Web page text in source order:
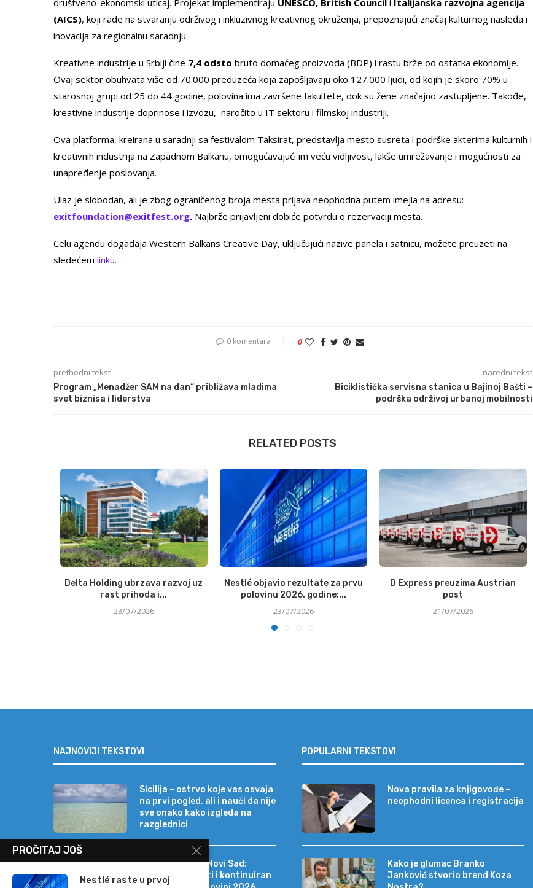
(AICS), koji rade na stvaranju održivog i inkluzivnog kreativnog okruženja, prepoznajući značaj kulturnog nasleđa i
inovacija za regionalnu saradnju.
Kreativne industrije u Srbiji čine 7,4 odsto bruto domaćeg proizvoda (BDP) i rastu brže od ostatka ekonomije.
Ovaj sektor obuhvata više od 70.000 preduzeća koja zapošljavaju oko 127.000 ljudi, od kojih je skoro 70% u
starosnoj grupi od 25 do 44 godine, polovina ima završene fakultete, dok su žene značajno zastupljene. Takođe,
kreativne industrije doprinose i izvozu, naročito u IT sektoru i filmskoj industriji.
Ova platforma, kreirana u saradnji sa festivalom Taksirat, predstavlja mesto susreta i podrške akterima kulturnih i
kreativnih industrija na Zapadnom Balkanu, omogućavajući im veću vidljivost, lakše umrežavanje i mogućnosti za
unapređenje poslovanja.
Ulaz je slobodan, ali je zbog ograničenog broja mesta prijava neophodna putem imejla na adresu:
exitfoundation@exitfest.org. Najbrže prijavljeni dobiće potvrdu o rezervaciji mesta.
Celu agendu događaja Western Balkans Creative Day, uključujući nazive panela i satnicu, možete preuzeti na
sledećem linku.
0 komentara 0
prethodni tekst
Program „Menadžer SAM na dan“ približava mladima
svet biznisa i liderstva
naredni tekst
Biciklistička servisna stanica u Bajinoj Bašti –
podrška održivoj urbanoj mobilnosti
RELATED POSTS
Delta Holding ubrzava razvoj uz
rast prihoda i...
23/07/2026
Nestlé objavio rezultate za prvu
polovinu 2026. godine:...
23/07/2026
D Express preuzima Austrian
post
21/07/2026
NAJNOVIJI TEKSTOVI
Sicilija – ostrvo koje vas osvaja
na prvi pogled, ali i nauči da nije
sve onako kako izgleda na
razglednici
Erste Bank a.d. Novi Sad:
Stabilni rezultati i kontinuiran
POPULARNI TEKSTOVI
Nova pravila za knjigovođe –
neophodni licenca i registracija
Kako je glumac Branko
Janković stvorio brend Koza
PROČITAJ JOŠ
Nestlé raste u prvoj